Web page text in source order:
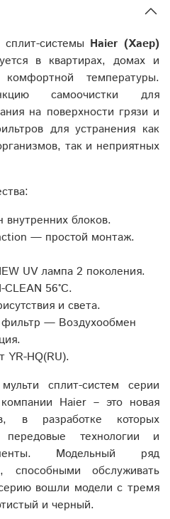
системы Haier (Хаер)
в квартирах, домах и
температуры.
самоочистки для
на поверхности грязи и
для устранения как
так и неприятных
блоков.
— простой монтаж.
UV лампа 2 поколения.
56°C.
и света.
— Воздухообмен
YR-HQ(RU).
сплит-систем серии
Haier – это новая
в разработке которых
передовые технологии и
Модельный ряд
способными обслуживать
вошли модели с тремя
и черный.